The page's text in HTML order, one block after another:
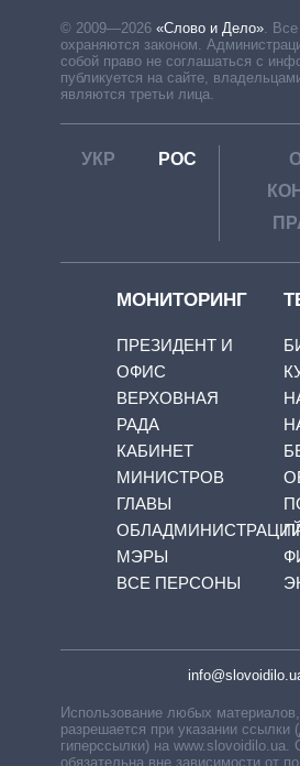
© 2009—2026 «Слово и Дело»
охраняются законом.
собой право не соглашаться с
публикуется на сайте,
являются третьи лица.
УКР РОС
МОНИТОРИНГ
ПРЕЗИДЕНТ И
ОФИС
ВЕРХОВНАЯ
РАДА
КАБИНЕТ
МИНИСТРОВ
ГЛАВЫ
МЭРЫ
ВСЕ ПЕРСОНЫ
Использование любых
разрешается при указании ссылки
гиперссылки) на www.slovoidilo.ua.
обязательна вне зависимости от